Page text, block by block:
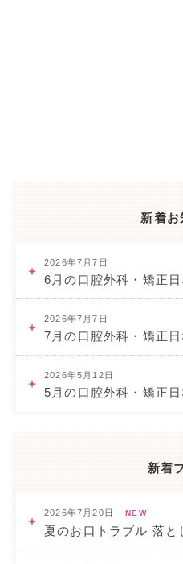
新着お
2026年7月7日
6月の口腔外科・矯正
2026年7月7日
7月の口腔外科・矯正
2026年5月12日
5月の口腔外科・矯正
新着
2026年7月20日 NEW
夏のお口トラブル 落と